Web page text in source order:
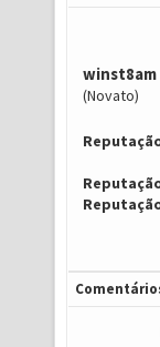
winst8am
(Novato)